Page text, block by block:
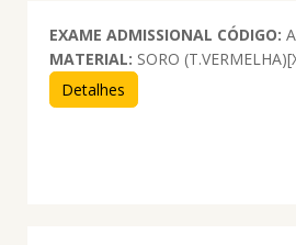
EXAME ADMISSIONAL CÓDIGO:
MATERIAL: SORO
Detalhes